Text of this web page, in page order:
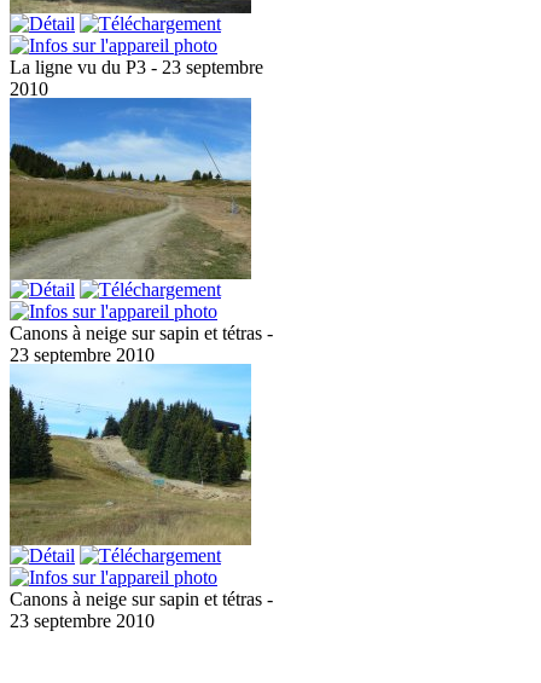
La ligne vu du P3 - 23 septembre
2010
Canons à neige sur sapin et tétras -
23 septembre 2010
Canons à neige sur sapin et tétras -
23 septembre 2010